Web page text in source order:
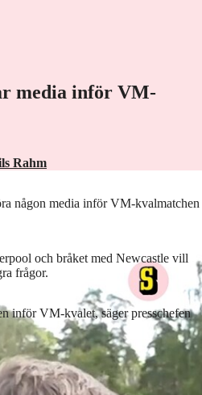
media inför VM-
Rahm
någon media inför VM-kvalmatchen
och bråket med Newcastle vill
frågor.
inför VM-kvalet, säger presschefen